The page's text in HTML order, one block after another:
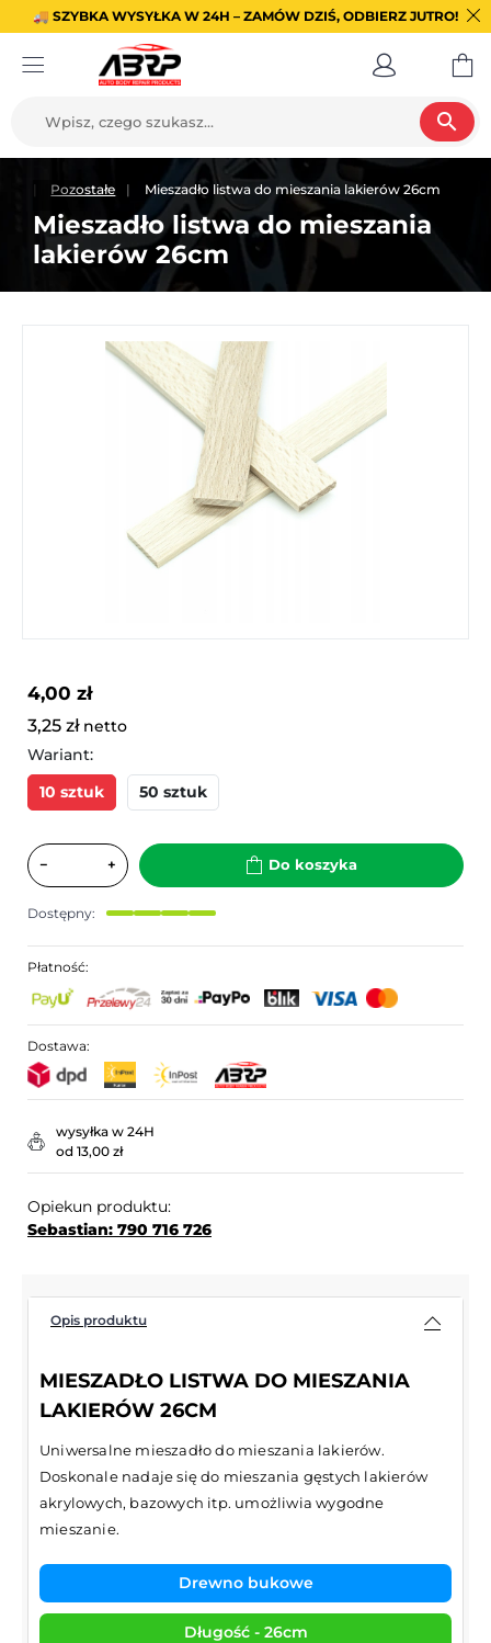
🚚 SZYBKA WYSYŁKA W 24H – ZAMÓW DZIŚ, ODBIERZ JUTRO!
search
Pozostałe Mieszadło listwa do mieszania lakierów 26cm
Mieszadło listwa do mieszania
lakierów 26cm
4,00 zł
3,25 zł netto
Wariant:
10 sztuk
50 sztuk
− + Do koszyka
Dostępny:
Płatność:
Dostawa:
wysyłka w 24H
od 13,00 zł
Opiekun produktu:
Sebastian: 790 716 726
Opis produktu
MIESZADŁO LISTWA DO MIESZANIA
LAKIERÓW 26CM
Uniwersalne mieszadło do mieszania lakierów.
Doskonale nadaje się do mieszania gęstych lakierów
akrylowych, bazowych itp. umożliwia wygodne
mieszanie.
Drewno bukowe
Długość - 26cm